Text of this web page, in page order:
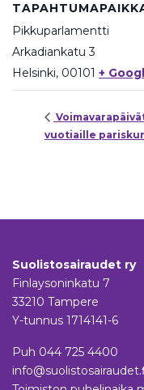
Pikkuparlamentti
Arkadiankatu 3
Helsinki, 00101 +
vuotiaille
Suolistosairaudet ry
Finlaysoninkatu 7
33210 Tampere
Y-tunnus 1714141-6
Puh 044 725 4400